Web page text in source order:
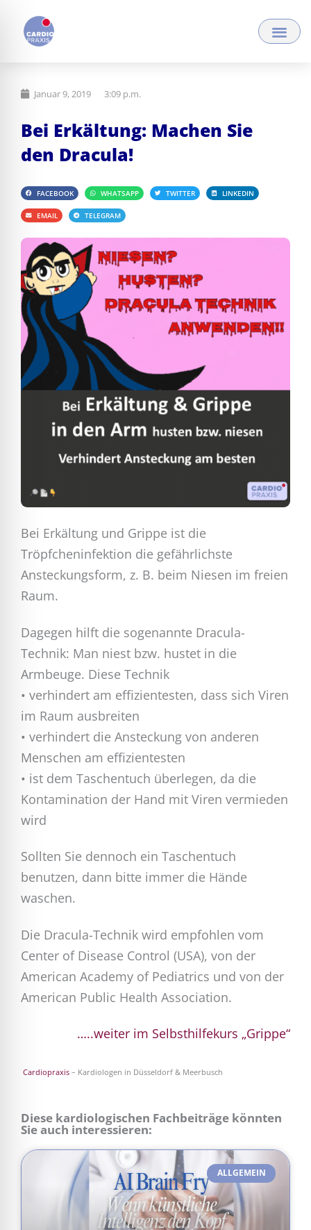
Inhalt
springen
Januar 9, 2019 3:09 p.m.
Bei Erkältung: Machen Sie
den Dracula!
FACEBOOK WHATSAPP TWITTER LINKEDIN
EMAIL TELEGRAM
Bei Erkältung und Grippe ist die
Tröpfcheninfektion die gefährlichste
Ansteckungsform, z. B. beim Niesen im freien
Raum.
Dagegen hilft die sogenannte Dracula-
Technik: Man niest bzw. hustet in die
Armbeuge. Diese Technik
• verhindert am effizientesten, dass sich Viren
im Raum ausbreiten
• verhindert die Ansteckung von anderen
Menschen am effizientesten
• ist dem Taschentuch überlegen, da die
Kontamination der Hand mit Viren vermieden
wird
Sollten Sie dennoch ein Taschentuch
benutzen, dann bitte immer die Hände
waschen.
Die Dracula-Technik wird empfohlen vom
Center of Disease Control (USA), von der
American Academy of Pediatrics und von der
American Public Health Association.
…..weiter im Selbsthilfekurs „Grippe“
Cardiopraxis – Kardiologen in Düsseldorf & Meerbusch
Diese kardiologischen Fachbeiträge könnten
Sie auch interessieren:
ALLGEMEIN